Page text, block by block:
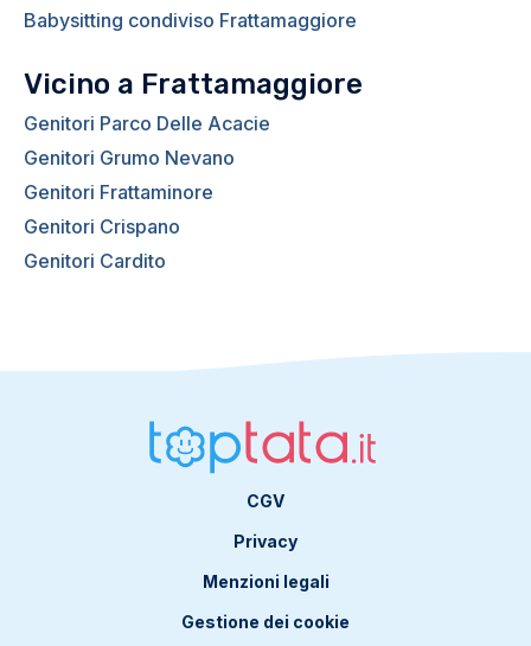
Babysitting condiviso Frattamaggiore
Vicino a Frattamaggiore
Genitori Parco Delle Acacie
Genitori Grumo Nevano
Genitori Frattaminore
Genitori Crispano
Genitori Cardito
CGV
Privacy
Menzioni legali
Gestione dei cookie